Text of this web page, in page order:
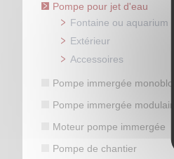
Pompe pour jet d'eau
Fontaine ou aquarium
Extérieur
Accessoires
Pompe immergée monobloc
Pompe immergée modulaire
Moteur pompe immergée
Pompe de chantier